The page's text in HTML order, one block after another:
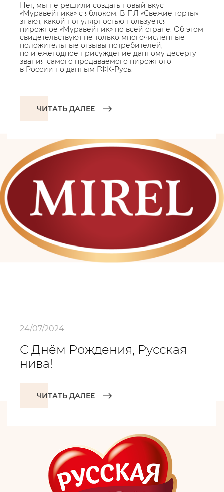
Нет, мы не решили создать новый вкус
«Муравейника» с яблоком. В ПЛ «Свежие торты»
знают, какой популярностью пользуется
пирожное «Муравейник» по всей стране. Об этом
свидетельствуют не только многочисленные
положительные отзывы потребителей,
но и ежегодное присуждение данному десерту
звания самого продаваемого пирожного
в России по данным ГФК-Русь.
ЧИТАТЬ ДАЛЕЕ
24/07/2024
С Днём Рождения, Русская
нива!
ЧИТАТЬ ДАЛЕЕ